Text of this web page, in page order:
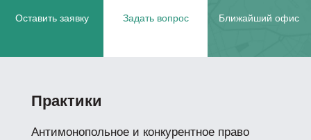
Оставить заявку Задать вопрос Ближайший офис
Практики
Антимонопольное и конкурентное право